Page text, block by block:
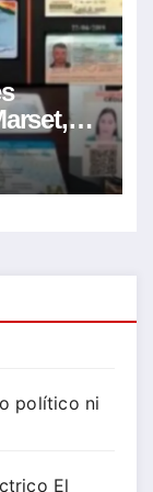
en
político ni
El